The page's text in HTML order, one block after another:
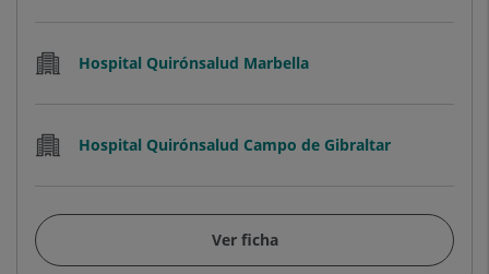
Hospital Quirónsalud Marbella
Hospital Quirónsalud Campo de Gibraltar
Ver ficha